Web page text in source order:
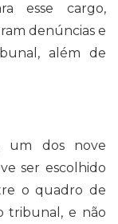
esse cargo,
denúncias e
além de
um dos nove
ser escolhido
o quadro de
tribunal, e não